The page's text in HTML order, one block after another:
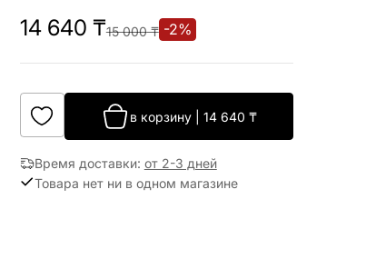
14 640 ₸15 000₸ -2%
в корзину| 14 640 ₸
Время доставки: от 2-3 дней
Товара нет ни в одном магазине